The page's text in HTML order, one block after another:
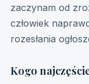
zaczynam od
człowiek
rozesłania
Kogo